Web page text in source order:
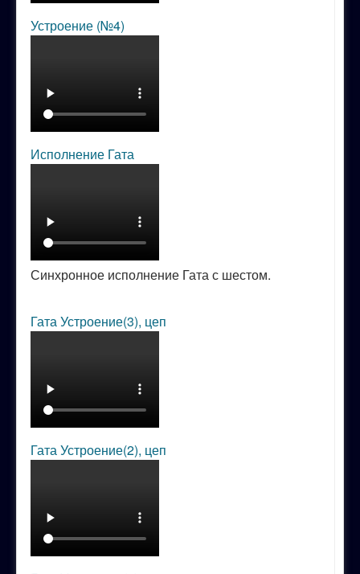
Устроение (№4)
Исполнение Гата
Синхронное исполнение Гата с шестом.
Гата Устроение(3), цеп
Гата Устроение(2), цеп